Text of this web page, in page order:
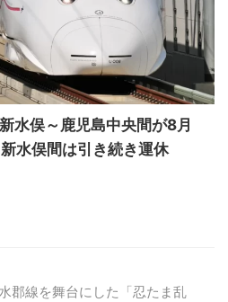
水俣～鹿児島中央間が8月
水俣間は引き続き運休
郡線を舞台にした「忍たま乱